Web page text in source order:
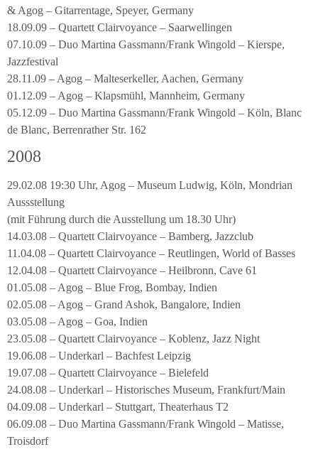
& Agog – Gitarrentage, Speyer, Germany
18.09.09 – Quartett Clairvoyance – Saarwellingen
07.10.09 – Duo Martina Gassmann/Frank Wingold – Kierspe,
Jazzfestival
28.11.09 – Agog – Malteserkeller, Aachen, Germany
01.12.09 – Agog – Klapsmühl, Mannheim, Germany
05.12.09 – Duo Martina Gassmann/Frank Wingold – Köln, Blanc
de Blanc, Berrenrather Str. 162
2008
29.02.08 19:30 Uhr, Agog – Museum Ludwig, Köln, Mondrian
Aussstellung
(mit Führung durch die Ausstellung um 18.30 Uhr)
14.03.08 – Quartett Clairvoyance – Bamberg, Jazzclub
11.04.08 – Quartett Clairvoyance – Reutlingen, World of Basses
12.04.08 – Quartett Clairvoyance – Heilbronn, Cave 61
01.05.08 – Agog – Blue Frog, Bombay, Indien
02.05.08 – Agog – Grand Ashok, Bangalore, Indien
03.05.08 – Agog – Goa, Indien
23.05.08 – Quartett Clairvoyance – Koblenz, Jazz Night
19.06.08 – Underkarl – Bachfest Leipzig
19.07.08 – Quartett Clairvoyance – Bielefeld
24.08.08 – Underkarl – Historisches Museum, Frankfurt/Main
04.09.08 – Underkarl – Stuttgart, Theaterhaus T2
06.09.08 – Duo Martina Gassmann/Frank Wingold – Matisse,
Troisdorf